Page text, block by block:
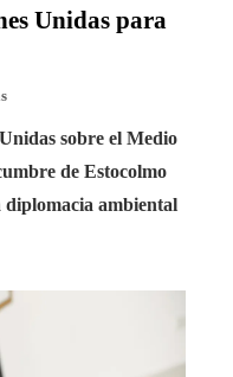
Unidas para
sobre el Medio
de Estocolmo
ambiental